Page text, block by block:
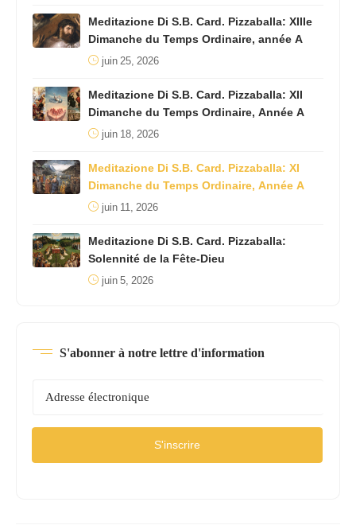
Meditazione Di S.B. Card. Pizzaballa: XIIIe
Dimanche du Temps Ordinaire, année A
juin 25, 2026
Meditazione Di S.B. Card. Pizzaballa: XII
Dimanche du Temps Ordinaire, Année A
juin 18, 2026
Meditazione Di S.B. Card. Pizzaballa: XI
Dimanche du Temps Ordinaire, Année A
juin 11, 2026
Meditazione Di S.B. Card. Pizzaballa:
Solennité de la Fête-Dieu
juin 5, 2026
S'abonner à notre lettre d'information
S'inscrire